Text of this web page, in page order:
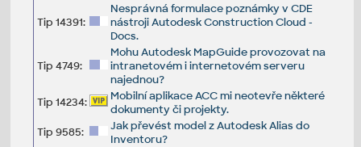
Tip 14391:
Nesprávná formulace poznámky v CDE
nástroji Autodesk Construction Cloud -
Docs.
Tip 4749:
Mohu Autodesk MapGuide provozovat na
intranetovém i internetovém serveru
najednou?
Tip 14234:
Mobilní aplikace ACC mi neotevře některé
dokumenty či projekty.
Tip 9585:
Jak převést model z Autodesk Alias do
Inventoru?